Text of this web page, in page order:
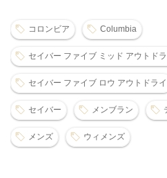
コロンビア Columbia
セイバー ファイブ ミッド アウトド
セイバー ファイブ ロウ アウトドライ
セイバー メンブラン
メンズ ウィメンズ